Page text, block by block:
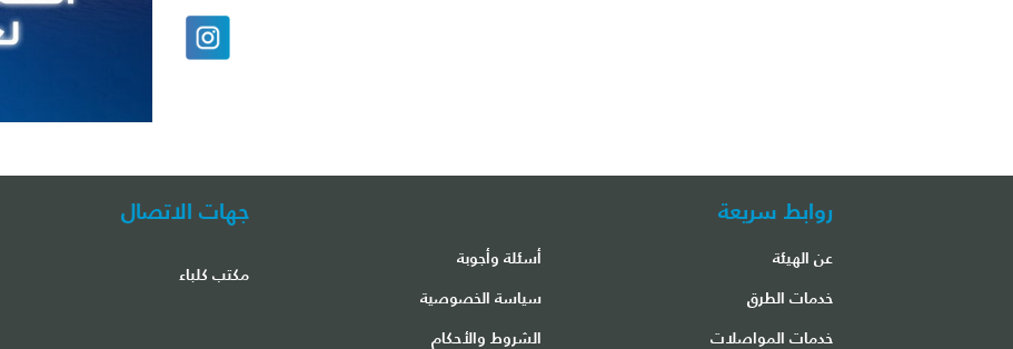
روابط سريعة
عن الهيئة
أسئلة وأجوبة
خدمات الطرق
سياسة الخصوصية
خدمات المواصلات
الشروط والأحكام
جهات الاتصال
مكتب مطار الشارقة الدولي مكتب كلباء